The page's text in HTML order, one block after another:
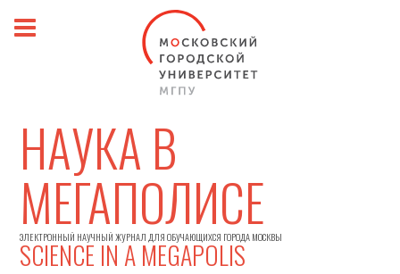
НАУКА В
МЕГАПОЛИСЕ
ЭЛЕКТРОННЫЙ НАУЧНЫЙ ЖУРНАЛ ДЛЯ ОБУЧАЮЩИХСЯ ГОРОДА МОСКВЫ
SCIENCE IN A MEGAPOLIS